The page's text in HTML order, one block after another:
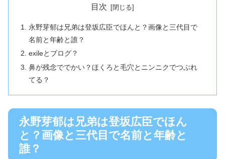
目次
永野芽郁は兄弟は登坂広臣でほんと？画像と三代目で
名前と年齢と誰？
exileとブログ？
鼻が残念ででかい？ほくろと毛穴とニンニクでつぶれ
てる？
永野芽郁は兄弟は登坂広臣でほん
と？画像と三代目で名前と年齢と
誰？